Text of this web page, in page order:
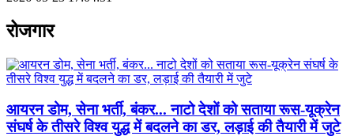
रोजगार
आयरन डोम, सेना भर्ती, बंकर... नाटो देशों को सताया रूस-यूक्रेन
संघर्ष के तीसरे विश्व युद्ध में बदलने का डर, लड़ाई की तैयारी में जुटे